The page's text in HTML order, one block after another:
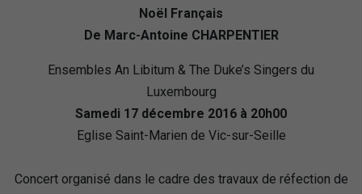
Noël Français
De Marc-Antoine CHARPENTIER
Ensembles An Libitum & The Duke’s Singers du
Luxembourg
Samedi 17 décembre 2016 à 20h00
Eglise Saint-Marien de Vic-sur-Seille
Concert organisé dans le cadre des travaux de réfection de